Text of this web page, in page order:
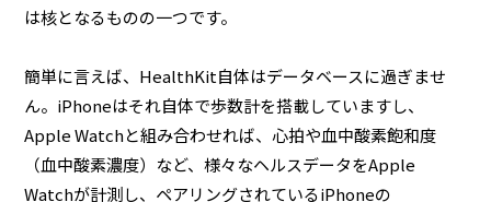
は核となるものの一つです。
簡単に言えば、HealthKit自体はデータベースに過ぎませ
ん。iPhoneはそれ自体で歩数計を搭載していますし、
Apple Watchと組み合わせれば、心拍や血中酸素飽和度
（血中酸素濃度）など、様々なヘルスデータをApple
Watchが計測し、ペアリングされているiPhoneの